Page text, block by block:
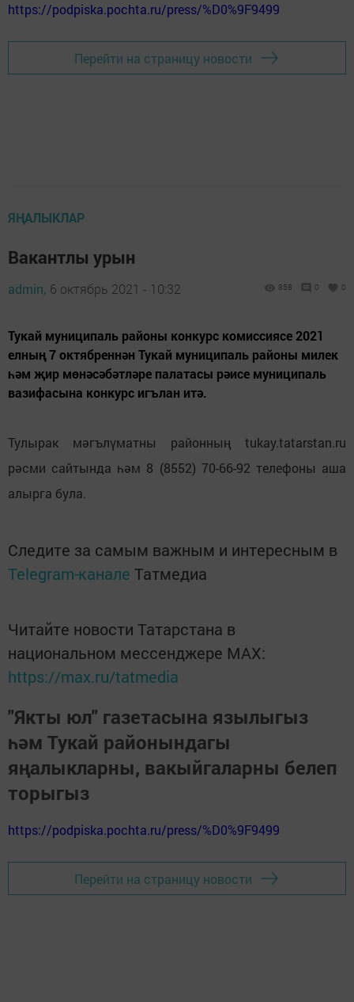
https://podpiska.pochta.ru/press/%D0%9F9499
Перейти на страницу новости
ЯҢАЛЫКЛАР
Вакантлы урын
admin, 6 октябрь 2021 - 10:32 858 0 0
Тукай муниципаль районы конкурс комиссиясе 2021
елның 7 октябреннән Тукай муниципаль районы милек
һәм җир мөнәсәбәтләре палатасы рәисе муниципаль
вазифасына конкурс игълан итә.
Тулырак мәгълүматны районның tukay.tatarstan.ru
рәсми сайтында һәм 8 (8552) 70-66-92 телефоны аша
алырга була.
Следите за самым важным и интересным в
Telegram-канале Татмедиа
Читайте новости Татарстана в
национальном мессенджере MАХ:
https://max.ru/tatmedia
"Якты юл" газетасына язылыгыз
һәм Тукай районындагы
яңалыкларны, вакыйгаларны белеп
торыгыз
https://podpiska.pochta.ru/press/%D0%9F9499
Перейти на страницу новости